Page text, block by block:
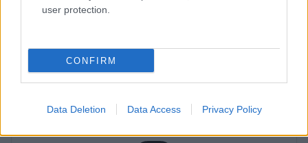
user protection.
CONFIRM
Data Deletion Data Access Privacy Policy